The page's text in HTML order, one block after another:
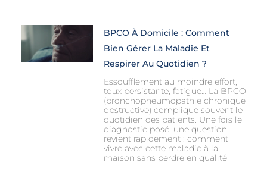
BPCO À Domicile : Comment
Bien Gérer La Maladie Et
Respirer Au Quotidien ?
Essoufflement au moindre effort,
toux persistante, fatigue… La BPCO
(bronchopneumopathie chronique
obstructive) complique souvent le
quotidien des patients. Une fois le
diagnostic posé, une question
revient rapidement : comment
vivre avec cette maladie à la
maison sans perdre en qualité